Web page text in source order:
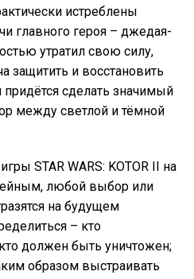
истреблены
главного героя – джедая-
утратил свою силу,
защитить и восстановить
сделать значимый
между светлой и тёмной
STAR WARS: KOTOR II на
любой выбор или
на будущем
– кто
должен быть уничтожен;
образом выстраивать